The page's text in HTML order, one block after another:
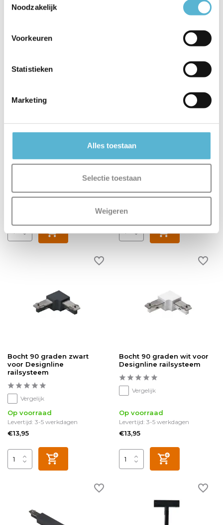
Noodzakelijk
Voorkeuren
Statistieken
Marketing
Alles toestaan
Selectie toestaan
Weigeren
Vergelijk
Levertijd: 3-5 werkdagen
railsysteem wit
Levertijd: 3-5 werkdagen
Bocht 90 graden zwart
voor Designline
railsysteem
Vergelijk
Op voorraad
Levertijd: 3-5 werkdagen
€13,95
Bocht 90 graden wit voor
Designline railsysteem
Vergelijk
Op voorraad
Levertijd: 3-5 werkdagen
€13,95